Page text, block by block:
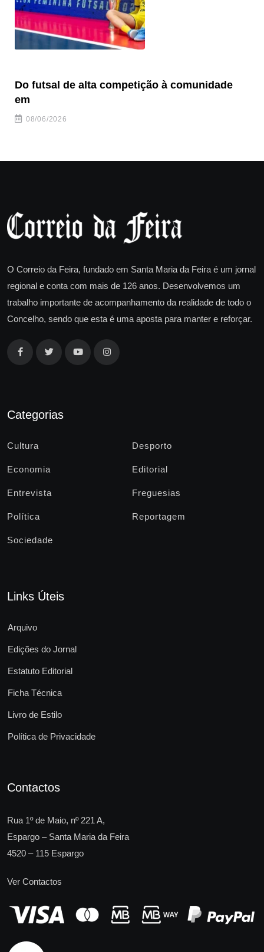
Do futsal de alta competição à comunidade
em
08/06/2026
O Correio da Feira, fundado em Santa Maria da Feira é um jornal
regional e conta com mais de 126 anos. Desenvolvemos um
trabalho importante de acompanhamento da realidade de todo o
Concelho, sendo que esta é uma aposta para manter e reforçar.
Categorias
Cultura Desporto
Economia Editorial
Entrevista Freguesias
Política Reportagem
Sociedade
Links Úteis
Arquivo
Edições do Jornal
Estatuto Editorial
Ficha Técnica
Livro de Estilo
Política de Privacidade
Contactos
Rua 1º de Maio, nº 221 A,
Espargo – Santa Maria da Feira
4520 – 115 Espargo
Ver Contactos